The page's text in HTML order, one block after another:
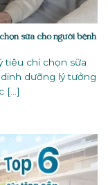
sữa cho người bệnh
tiêu chí chọn sữa
dưỡng lý tưởng
[...]